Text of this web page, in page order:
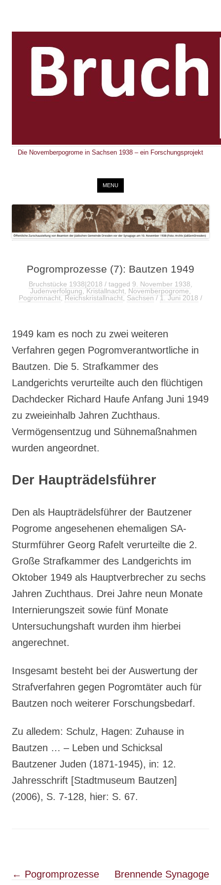
Die Novemberpogrome in Sachsen 1938 – ein Forschungsprojekt
MENU
Pogromprozesse (7): Bautzen 1949
Bruchstücke 1938|2018 / tagged 9. November 1938,
Judenverfolgung,Kristallnacht, Novemberpogrome,
Pogromnacht,Reichskristallnacht, Sachsen/1. Juni 2018 /
1949 kam es noch zu zwei weiteren
Verfahren gegen Pogromverantwortliche in
Bautzen. Die 5. Strafkammer des
Landgerichts verurteilte auch den flüchtigen
Dachdecker Richard Haufe Anfang Juni 1949
zu zweieinhalb Jahren Zuchthaus.
Vermögensentzug und Sühnemaßnahmen
wurden angeordnet.
Der Haupträdelsführer
Den als Haupträdelsführer der Bautzener
Pogrome angesehenen ehemaligen SA-
Sturmführer Georg Rafelt verurteilte die 2.
Große Strafkammer des Landgerichts im
Oktober 1949 als Hauptverbrecher zu sechs
Jahren Zuchthaus. Drei Jahre neun Monate
Internierungszeit sowie fünf Monate
Untersuchungshaft wurden ihm hierbei
angerechnet.
Insgesamt besteht bei der Auswertung der
Strafverfahren gegen Pogromtäter auch für
Bautzen noch weiterer Forschungsbedarf.
Zu alledem: Schulz, Hagen: Zuhause in
Bautzen … – Leben und Schicksal
Bautzener Juden (1871-1945), in: 12.
Jahresschrift [Stadtmuseum Bautzen]
(2006), S. 7-128, hier: S. 67.
Post navigation
← Pogromprozesse Brennende Synagoge